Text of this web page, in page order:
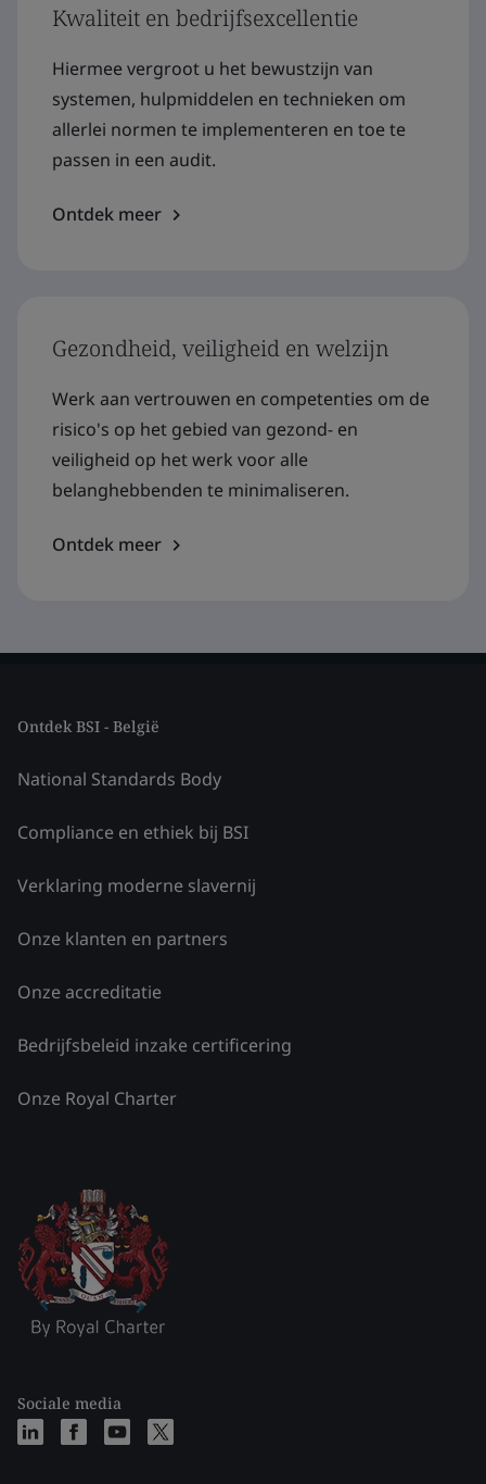
Kwaliteit en bedrijfsexcellentie
Hiermee vergroot u het bewustzijn van
systemen, hulpmiddelen en technieken om
allerlei normen te implementeren en toe te
passen in een audit.
Ontdek meer
Gezondheid, veiligheid en welzijn
Werk aan vertrouwen en competenties om de
risico's op het gebied van gezond- en
veiligheid op het werk voor alle
belanghebbenden te minimaliseren.
Ontdek meer
Ontdek BSI - België
National Standards Body
Compliance en ethiek bij BSI
Verklaring moderne slavernij
Onze klanten en partners
Onze accreditatie
Bedrijfsbeleid inzake certificering
Onze Royal Charter
Sociale media